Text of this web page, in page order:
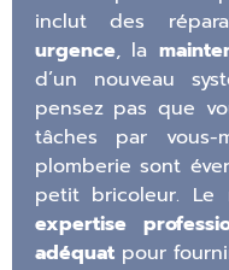
inclut des
urgence, la
d’un nouveau
pensez pas que
tâches par vous-
plomberie sont
petit bricoleur. Le
expertise
adéquatpour